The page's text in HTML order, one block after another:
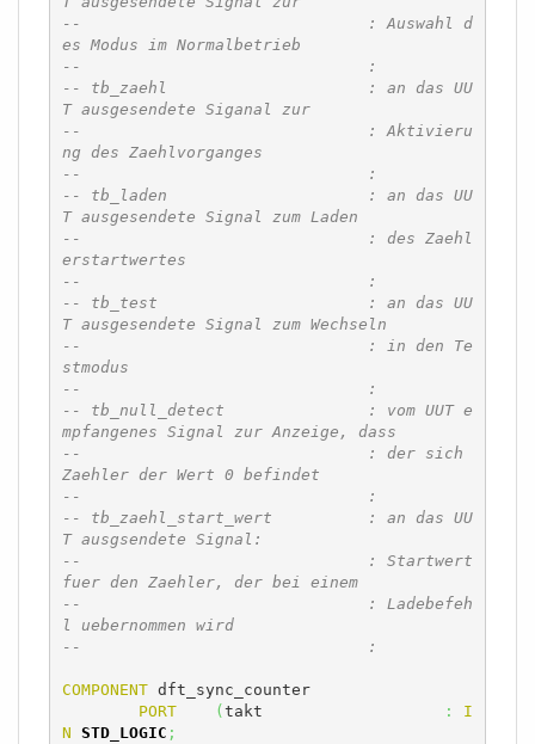
--				: Auswahl d
es Modus im Normalbetrieb
--				:
-- tb_zaehl			: an das UU
T ausgesendete Siganal zur
--				: Aktivieru
ng des Zaehlvorganges
--				:
-- tb_laden			: an das UU
T ausgesendete Signal zum Laden
--				: des Zaehl
erstartwertes
--				:
-- tb_test			: an das UU
T ausgesendete Signal zum Wechseln
--				: in den Te
stmodus
-- 				:
-- tb_null_detect		: vom UUT e
mpfangenes Signal zur Anzeige, dass
--				: der sich
Zaehler der Wert 0 befindet
--				:
-- tb_zaehl_start_wert		: an das UU
T ausgsendete Signal:
--				: Startwert
fuer den Zaehler, der bei einem
--				: Ladebefeh
l uebernommen wird
--				:
COMPONENT dft_sync_counter
PORT
( :
I
N STD_LOGIC ;